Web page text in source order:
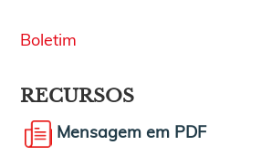
Boletim
RECURSOS
Mensagem em PDF